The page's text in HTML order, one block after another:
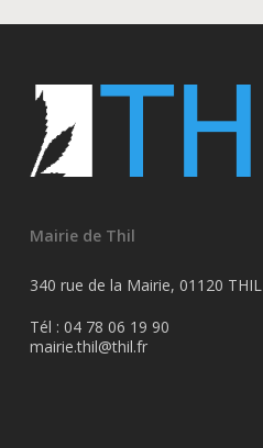
Mairie de Thil
340 rue de la Mairie, 01120 THIL
Tél : 04 78 06 19 90
mairie.thil@thil.fr